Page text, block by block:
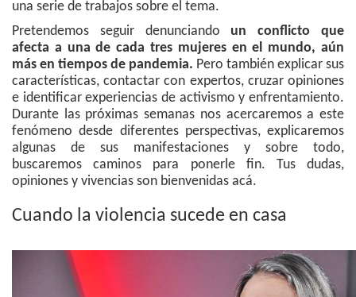
una serie de trabajos sobre el tema.
Pretendemos seguir denunciando un conflicto que
afecta a una de cada tres mujeres en el mundo, aún
más en tiempos de pandemia. Pero también explicar sus
características, contactar con expertos, cruzar opiniones
e identificar experiencias de activismo y enfrentamiento.
Durante las próximas semanas nos acercaremos a este
fenómeno desde diferentes perspectivas, explicaremos
algunas de sus manifestaciones y sobre todo,
buscaremos caminos para ponerle fin. Tus dudas,
opiniones y vivencias son bienvenidas acá.
Cuando la violencia sucede en casa